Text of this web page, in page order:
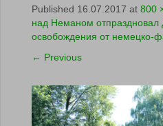
Published 16.07.2017 at 800
над Неманом отпраздновал
освобождения от немецко-
← Previous